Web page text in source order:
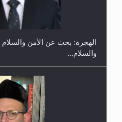
الهجرة: بحث عن الأمن
والسلام...